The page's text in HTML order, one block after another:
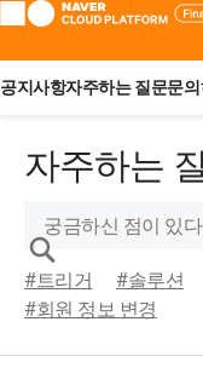
공지사항자주하는 질문문의
자주하는
#트리거 #솔루션
#회원 정보 변경